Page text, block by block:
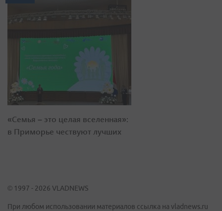
«Семья – это целая вселенная»:
в Приморье чествуют лучших
© 1997 - 2026 VLADNEWS
При любом использовании материалов ссылка на vladnews.ru